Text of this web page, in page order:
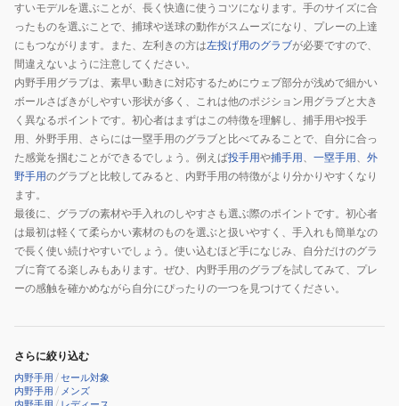
すいモデルを選ぶことが、長く快適に使うコツになります。手のサイズに合
ったものを選ぶことで、捕球や送球の動作がスムーズになり、プレーの上達
にもつながります。また、左利きの方は左投げ用のグラブが必要ですので、
間違えないように注意してください。
内野手用グラブは、素早い動きに対応するためにウェブ部分が浅めで細かい
ボールさばきがしやすい形状が多く、これは他のポジション用グラブと大き
く異なるポイントです。初心者はまずはこの特徴を理解し、捕手用や投手
用、外野手用、さらには一塁手用のグラブと比べてみることで、自分に合っ
た感覚を掴むことができるでしょう。例えば投手用や捕手用、 一塁手用、 外
野手用のグラブと比較してみると、内野手用の特徴がより分かりやすくなり
ます。
最後に、グラブの素材や手入れのしやすさも選ぶ際のポイントです。初心者
は最初は軽くて柔らかい素材のものを選ぶと扱いやすく、手入れも簡単なの
で長く使い続けやすいでしょう。使い込むほど手になじみ、自分だけのグラ
ブに育てる楽しみもあります。ぜひ、内野手用のグラブを試してみて、プレ
ーの感触を確かめながら自分にぴったりの一つを見つけてください。
さらに絞り込む
内野手用 /セール対象
内野手用 / メンズ